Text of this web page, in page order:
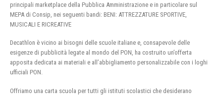
principali marketplace della Pubblica Amministrazione e in particolare sul
MEPA di Consip, nei seguenti bandi: BENI: ATTREZZATURE SPORTIVE,
MUSICALI E RICREATIVE
Decathlon è vicino ai bisogni delle scuole italiane e, consapevole delle
esigenze di pubblicità legate al mondo del PON, ha costruito un’offerta
apposita dedicata ai materiali e all’abbigliamento personalizzabile con i loghi
ufficiali PON.
Offriamo una carta scuola per tutti gli istituti scolastici che desiderano